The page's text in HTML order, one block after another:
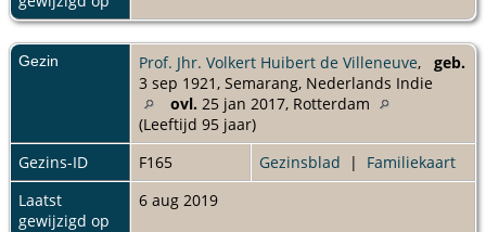
Gezin Prof. Jhr. Volkert Huibert de Villeneuve, geb.
3 sep 1921, Semarang, Nederlands Indie
ovl. 25 jan 2017, Rotterdam
(Leeftijd 95 jaar)
Gezins-ID
F165 Gezinsblad | Familiekaart
Laatst
gewijzigd op
6 aug 2019